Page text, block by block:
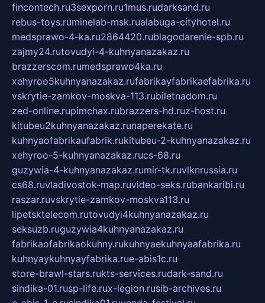
fincontech.ru3sexporn.ru1mus.rudarksand.ru
rebus-toys.ruminelab-msk.rualabuga-cityhotel.ru
medsprawo-4-ka.ru2864420.rublagodarenie-spb.ru
zajmy24.rutovudyi-4-kuhnyanazakaz.ru
brazzerscom.rumedsprawo4ka.ru
xehyroo5kuhnyanazakaz.rufabrikayfabrikaefabrika.ru
vskrytie-zamkov-moskva-113.rubiletnadom.ru
zed-online.rupimchax.rubrazzers-hd.ruz-host.ru
kitubeu2kuhnyanazakaz.runaperekate.ru
kuhnyaofabrikaufabrik.rukitubeu-2-kuhnyanazakaz.ru
xehyroo-5-kuhnyanazakaz.rucs-68.ru
guzywia-4-kuhnyanazakaz.rumir-tk.ruvlknrussia.ru
cs68.ruvladivostok-map.ruvideo-seks.rubankaribi.ru
raszar.ruvskrytie-zamkov-moskva113.ru
lipetsktelecom.rutovudyi4kuhnyanazakaz.ru
seksuzb.ruguzywia4kuhnyanazakaz.ru
fabrikaofabrikaokuhny.rukuhnyaekuhnyaafabrika.ru
kuhnyaykuhnyayfabrika.rue-abis1c.ru
store-brawl-stars.rukts-services.rudark-sand.ru
sindika-01.rusp-life.rux-legion.rusib-archives.ru